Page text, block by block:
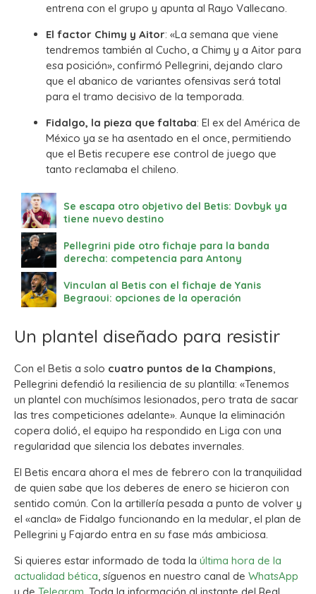
entrena con el grupo y apunta al Rayo Vallecano.
El factor Chimy y Aitor: «La semana que viene
tendremos también al Cucho, a Chimy y a Aitor para
esa posición», confirmó Pellegrini, dejando claro
que el abanico de variantes ofensivas será total
para el tramo decisivo de la temporada.
Fidalgo, la pieza que faltaba: El ex del América de
México ya se ha asentado en el once, permitiendo
que el Betis recupere ese control de juego que
tanto reclamaba el chileno.
Se escapa otro objetivo del Betis: Dovbyk ya
tiene nuevo destino
Pellegrini pide otro fichaje para la banda
derecha: competencia para Antony
Vinculan al Betis con el fichaje de Yanis
Begraoui: opciones de la operación
Un plantel diseñado para resistir
Con el Betis a solo cuatro puntos de la Champions,
Pellegrini defendió la resiliencia de su plantilla: «Tenemos
un plantel con muchísimos lesionados, pero trata de sacar
las tres competiciones adelante». Aunque la eliminación
copera dolió, el equipo ha respondido en Liga con una
regularidad que silencia los debates invernales.
El Betis encara ahora el mes de febrero con la tranquilidad
de quien sabe que los deberes de enero se hicieron con
sentido común. Con la artillería pesada a punto de volver y
el «ancla» de Fidalgo funcionando en la medular, el plan de
Pellegrini y Fajardo entra en su fase más ambiciosa.
Si quieres estar informado de toda la última hora de la
actualidad bética, síguenos en nuestro canal de WhatsApp